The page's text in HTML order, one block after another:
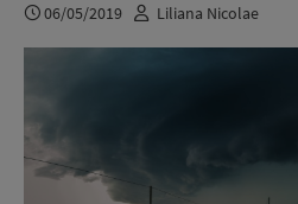
06/05/2019 Liliana Nicolae